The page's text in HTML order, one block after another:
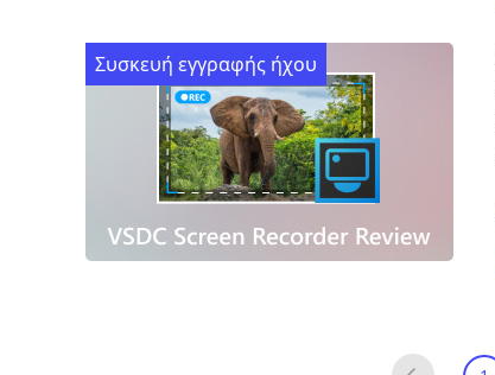
Συσκευή εγγραφής ήχου